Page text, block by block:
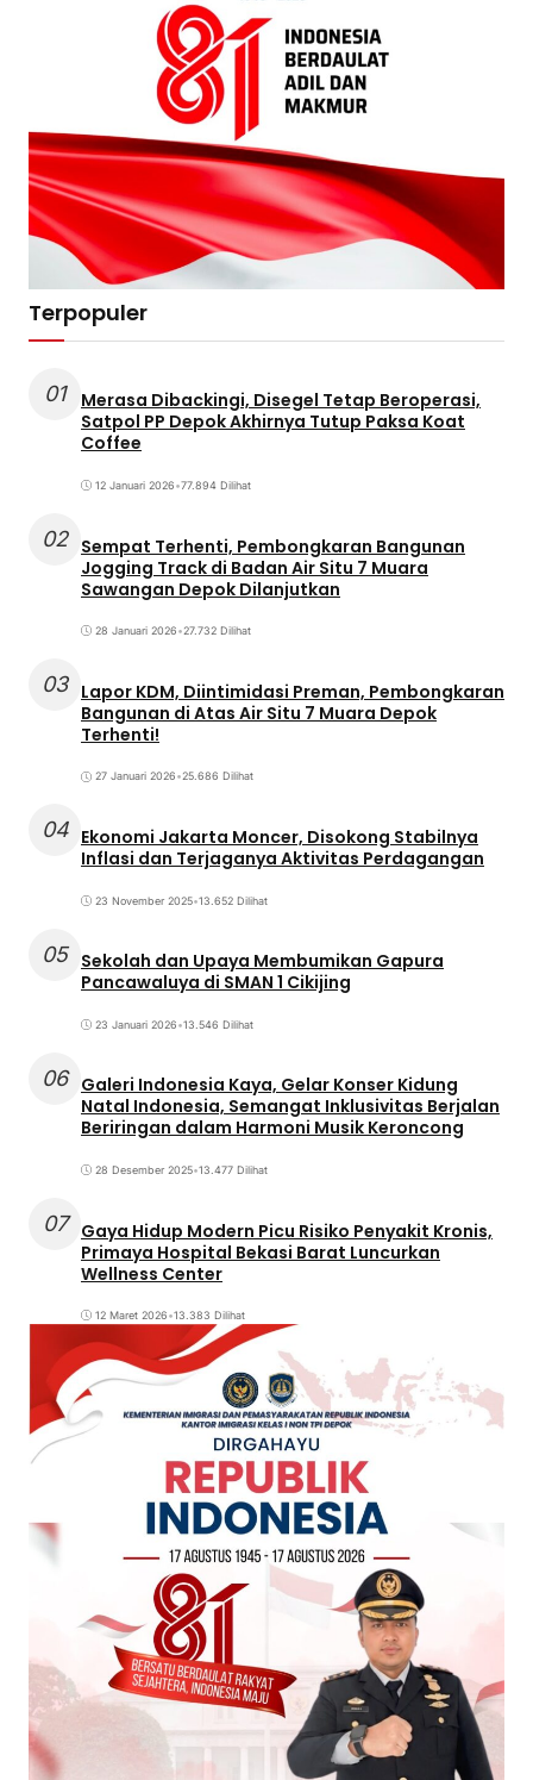
Terpopuler
01
Merasa Dibackingi, Disegel Tetap Beroperasi,
Satpol PP Depok Akhirnya Tutup Paksa Koat
Coffee
12 Januari 2026•77.894 Dilihat
02 Sempat Terhenti, Pembongkaran Bangunan
Jogging Track di Badan Air Situ 7 Muara
Sawangan Depok Dilanjutkan
28 Januari 2026•27.732 Dilihat
03 Lapor KDM, Diintimidasi Preman, Pembongkaran
Bangunan di Atas Air Situ 7 Muara Depok
Terhenti!
27 Januari 2026•25.686 Dilihat
04 Ekonomi Jakarta Moncer, Disokong Stabilnya
Inflasi dan Terjaganya Aktivitas Perdagangan
23 November 2025•13.652 Dilihat
05 Sekolah dan Upaya Membumikan Gapura
Pancawaluya di SMAN 1 Cikijing
23 Januari 2026•13.546 Dilihat
06 Galeri Indonesia Kaya, Gelar Konser Kidung
Natal Indonesia, Semangat Inklusivitas Berjalan
Beriringan dalam Harmoni Musik Keroncong
28 Desember 2025•13.477 Dilihat
07
Gaya Hidup Modern Picu Risiko Penyakit Kronis,
Primaya Hospital Bekasi Barat Luncurkan
Wellness Center
12 Maret 2026•13.383 Dilihat